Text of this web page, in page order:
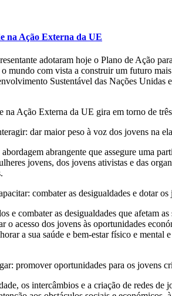
na Ação Externa da UE
adotaram hoje o Plano de Ação
mundo com vista a construir um futuro
Sustentável das Nações Unidas
na Ação Externa da UE gira em torno de
dar maior peso à voz dos jovens na
abrangente que assegure uma
jovens, dos jovens ativistas e das
combater as desigualdades e dotar
e combater as desigualdades que afetam
o acesso dos jovens às oportunidades
a sua saúde e bem-estar físico e mental
promover oportunidades para os jovens
os intercâmbios e a criação de redes de